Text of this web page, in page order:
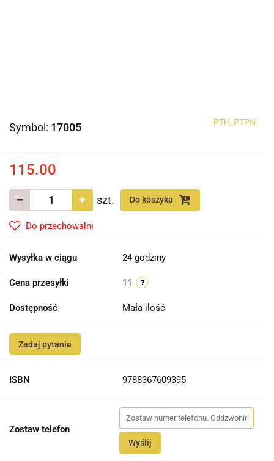
Symbol: 17005 PTH, PTPN
115.00
szt. Do koszyka
Do przechowalni
Wysyłka w ciągu 24 godziny
Cena przesyłki 11
Dostępność Mała ilość
Zadaj pytanie
ISBN 9788367609395
Zostaw telefon
Wyślij